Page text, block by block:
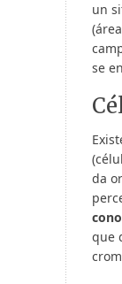
un
se
da
que